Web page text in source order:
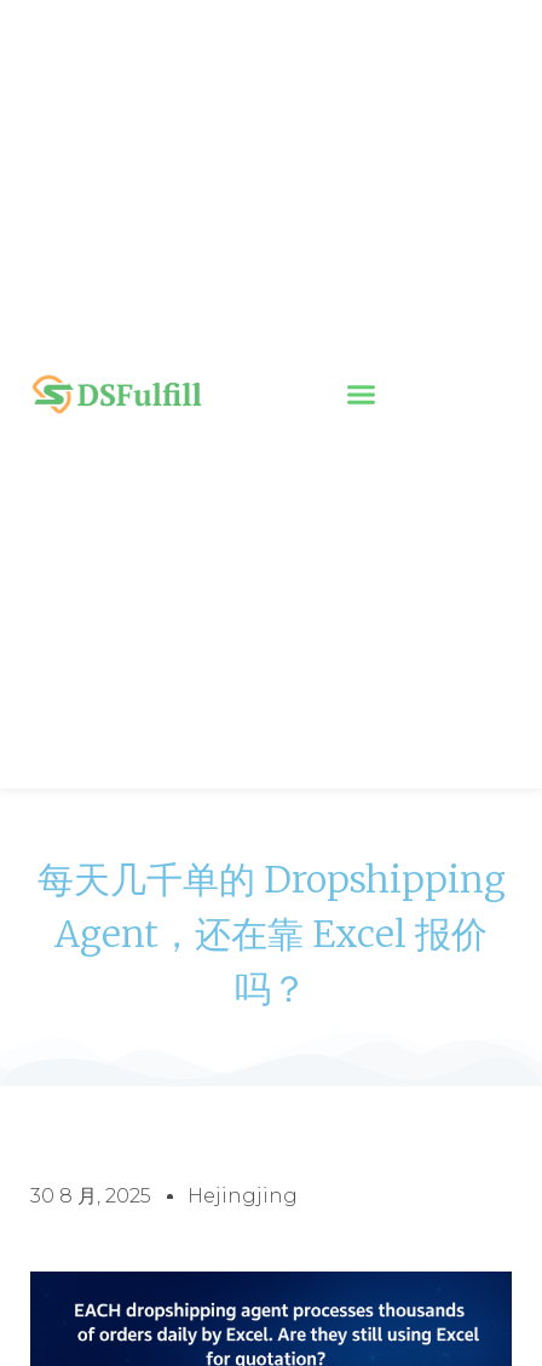
每天几千单的 Dropshipping
Agent，还在靠 Excel 报价
吗？
30 8 月, 2025 Hejingjing